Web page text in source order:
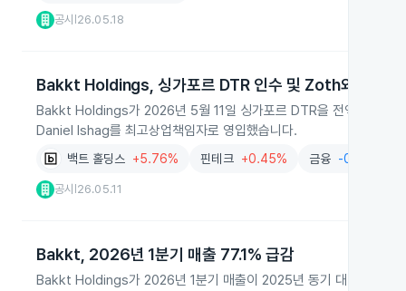
공시 26.05.18
Bakkt Holdings, 싱가포르 DTR 인수 및 Zoth와 전략적
Bakkt Holdings가 2026년 5월 11일 싱가포르 DTR을 전액 주식거
Daniel Ishag를 최고상업책임자로 영입했습니다.
백트 홀딩스 +5.76% 핀테크 +0.45% 금융 -0.38%
공시 26.05.11
Bakkt, 2026년 1분기 매출 77.1% 급감
Bakkt Holdings가 2026년 1분기 매출이 2025년 동기 대비 77.1%